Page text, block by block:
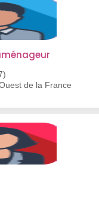
de la France